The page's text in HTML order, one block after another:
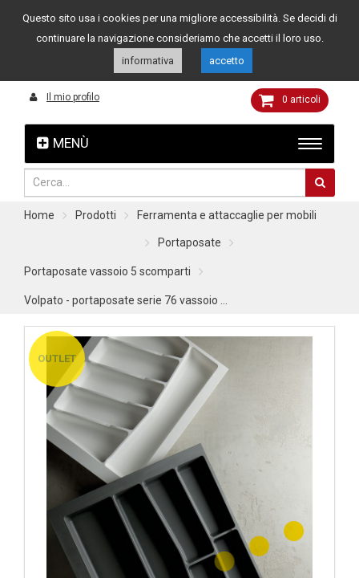
Assistenza clienti 049 8015108 349 4262144
MENÙ
Il mio profilo 0 articoli
Home Prodotti Ferramenta e attaccaglie per mobili
Portaposate
Portaposate vassoio 5 scomparti
Volpato - portaposate serie 76 vassoio ...
OUTLET
Questo sito usa i cookies per una migliore accessibilità. Se decidi di
continuare la navigazione consideriamo che accetti il loro uso.
informativa
accetto